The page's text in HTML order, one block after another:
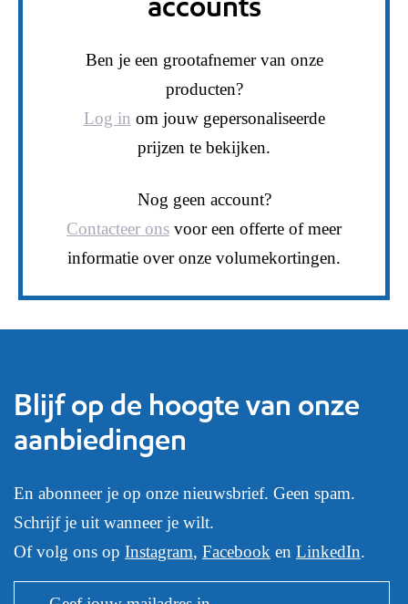
Ben je een grootafnemer van onze
producten?
Log in om jouw gepersonaliseerde
prijzen te bekijken.
Nog geen account?
Contacteer ons voor een offerte of meer
informatie over onze volumekortingen.
Blijf op de hoogte van onze
aanbiedingen
En abonneer je op onze nieuwsbrief. Geen spam.
Schrijf je uit wanneer je wilt.
Of volg ons op Instagram, Facebook en LinkedIn.